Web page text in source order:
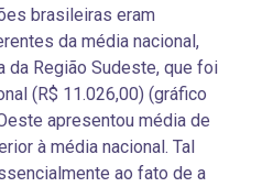
brasileiras eram
da média nacional,
da Região Sudeste, que foi
(R$ 11.026,00) (gráfico
apresentou média de
à média nacional. Tal
ao fato de a